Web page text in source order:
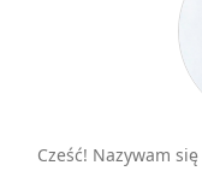
Cześć! Nazywam się